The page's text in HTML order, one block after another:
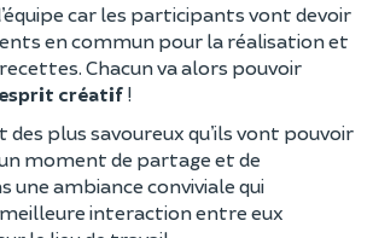
car les participants vont devoir
en commun pour la réalisation et
Chacun va alors pouvoir
créatif !
des plus savoureux qu’ils vont pouvoir
moment de partage et de
une ambiance conviviale qui
interaction entre eux